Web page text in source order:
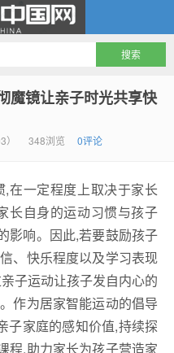
魔镜让亲子时光共享快
348浏览 0评论
在一定程度上取决于家长
长自身的运动习惯与孩子
影响。因此,若要鼓励孩子
、快乐程度以及学习表现
子运动让孩子发自内心的
作为居家智能运动的倡导
子家庭的感知价值,持续探
程,助力家长为孩子营造家